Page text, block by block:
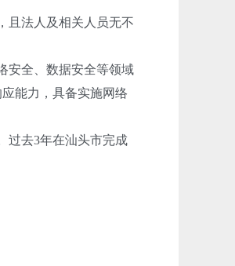
且法人及相关人员无不
安全、数据安全等领域
能力，具备实施网络
过去3年在汕头市完成